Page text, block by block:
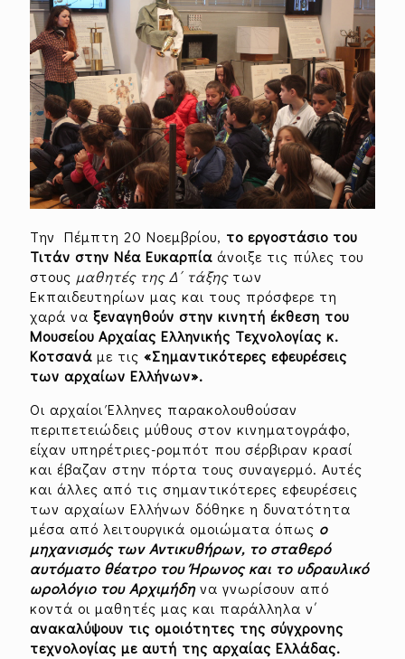
Την Πέμπτη 20 Νοεμβρίου, το εργοστάσιο του
Τιτάν στην Νέα Ευκαρπία άνοιξε τις πύλες του
στους μαθητές της Δ΄ τάξηςτων
Εκπαιδευτηρίων μας και τους πρόσφερε τη
χαρά να ξεναγηθούν στην κινητή έκθεση του
Μουσείου Αρχαίας Ελληνικής Τεχνολογίας κ.
Κοτσανά με τις «Σημαντικότερες εφευρέσεις
των αρχαίων Ελλήνων».
Οι αρχαίοι Έλληνες παρακολουθούσαν
περιπετειώδεις μύθους στον κινηματογράφο,
είχαν υπηρέτριες-ρομπότ που σέρβιραν κρασί
και έβαζαν στην πόρτα τους συναγερμό. Αυτές
και άλλες από τις σημαντικότερες εφευρέσεις
των αρχαίων Ελλήνων δόθηκε η δυνατότητα
μέσα από λειτουργικά ομοιώματα όπως ο
μηχανισμός των Αντικυθήρων, το σταθερό
αυτόματο θέατρο του Ήρωνος και το υδραυλικό
ωρολόγιο του Αρχιμήδηνα γνωρίσουν από
κοντά οι μαθητές μας και παράλληλα ν΄
ανακαλύψουν τις ομοιότητες της σύγχρονης
τεχνολογίας με αυτή της αρχαίας Ελλάδας.